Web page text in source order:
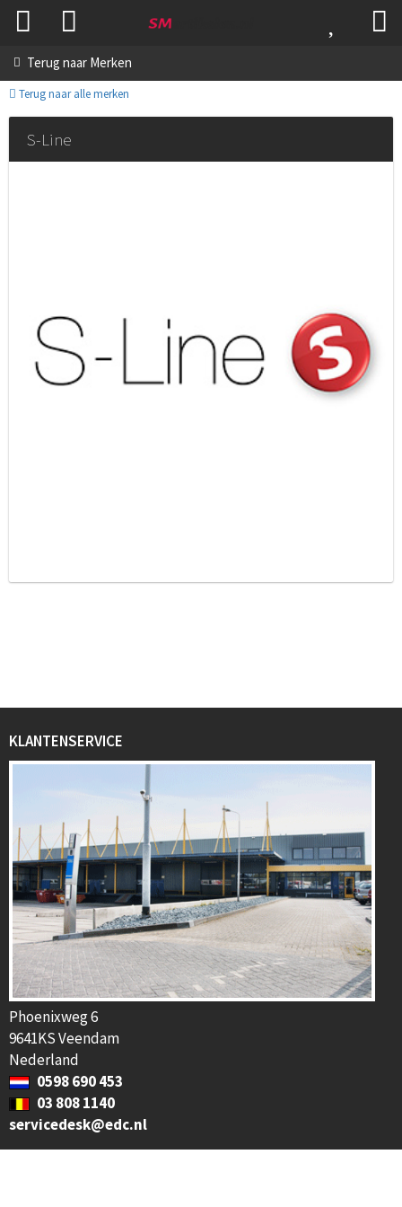
Terug naar Merken
Terug naar alle merken
S-Line
KLANTENSERVICE
Phoenixweg 6
9641KS Veendam
Nederland
0598 690 453
03 808 1140
servicedesk@edc.nl